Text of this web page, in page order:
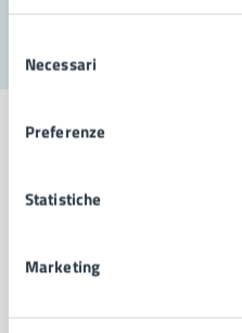
delNecessari
Preferenze
Statistiche
Marketing
Comune di Napoli
AMMINISTRAZIONE